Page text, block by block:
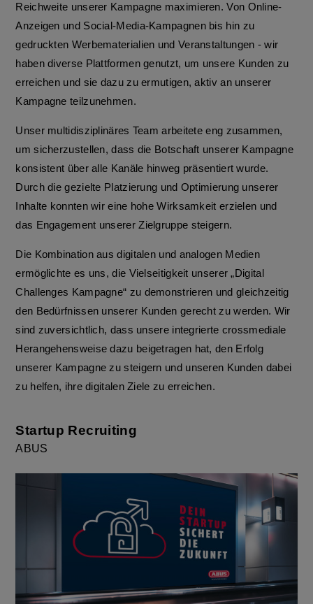
Reichweite unserer Kampagne maximieren. Von Online-
Anzeigen und Social-Media-Kampagnen bis hin zu
gedruckten Werbematerialien und Veranstaltungen - wir
haben diverse Plattformen genutzt, um unsere Kunden zu
erreichen und sie dazu zu ermutigen, aktiv an unserer
Kampagne teilzunehmen.
Unser multidisziplinäres Team arbeitete eng zusammen,
um sicherzustellen, dass die Botschaft unserer Kampagne
konsistent über alle Kanäle hinweg präsentiert wurde.
Durch die gezielte Platzierung und Optimierung unserer
Inhalte konnten wir eine hohe Wirksamkeit erzielen und
das Engagement unserer Zielgruppe steigern.
Die Kombination aus digitalen und analogen Medien
ermöglichte es uns, die Vielseitigkeit unserer „Digital
Challenges Kampagne“ zu demonstrieren und gleichzeitig
den Bedürfnissen unserer Kunden gerecht zu werden. Wir
sind zuversichtlich, dass unsere integrierte crossmediale
Herangehensweise dazu beigetragen hat, den Erfolg
unserer Kampagne zu steigern und unseren Kunden dabei
zu helfen, ihre digitalen Ziele zu erreichen.
Startup Recruiting
ABUS